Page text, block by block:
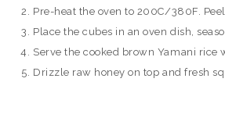
Pre-heat the oven to 200C/380F.
Place the cubes in an oven dish,
Serve the cooked brown Yamani rice
Drizzle raw honey on top and fresh